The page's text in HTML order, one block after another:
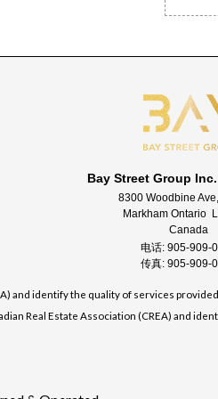
Bay Street Group
8300 Woodbine
Markham Ontario
Canada
电话: 905-909-
传真: 905-909-
and identify the quality of services
Real Estate Association (CREA) and